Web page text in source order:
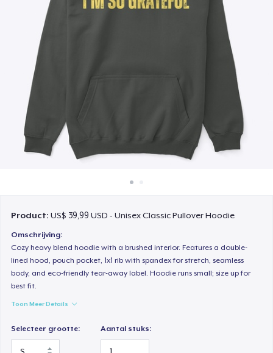
Product:US$ 39,99 USD - Unisex Classic Pullover Hoodie
Omschrijving:
Cozy heavy blend hoodie with a brushed interior. Features a double-
lined hood, pouch pocket, 1x1 rib with spandex for stretch, seamless
body, and eco-friendly tear-away label. Hoodie runs small; size up for
best fit.
Toon Meer Details
Selecteer grootte: Aantal stuks: